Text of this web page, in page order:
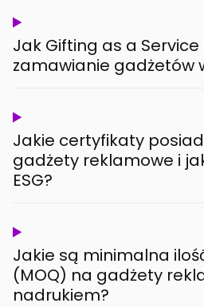
Jak Gifting as a Service
zamawianie gadżetów
Jakie certyfikaty
gadżety reklamowe i
ESG?
Jakie są minimalna
(MOQ) na gadżety
nadrukiem?